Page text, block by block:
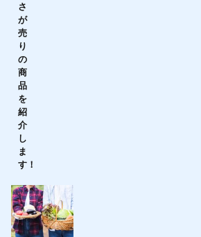
さ
が
売
り
の
商
品
を
紹
介
し
ま
す！